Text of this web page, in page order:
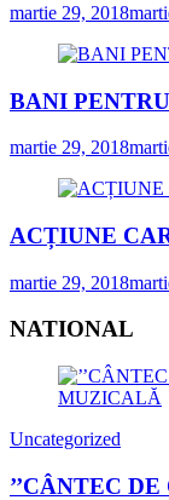
martie 29, 2018
BANI
martie 29, 2018
ACȚIUNE
martie 29, 2018
NATIONAL
Uncategorized
’’CÂNTEC